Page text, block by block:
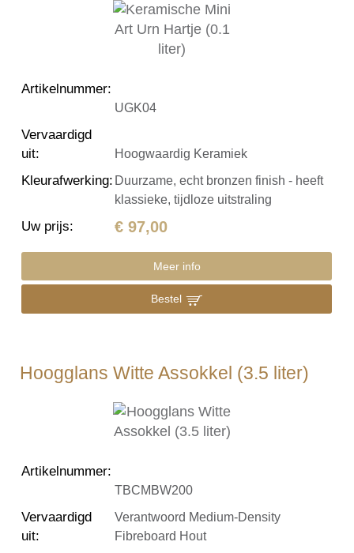
Artikelnummer:
UGK04
Vervaardigd
uit: Hoogwaardig Keramiek
Kleurafwerking: Duurzame, echt bronzen finish - heeft
klassieke, tijdloze uitstraling
Uw prijs: € 97,00
Meer info
Bestel
Hoogglans Witte Assokkel (3.5 liter)
Artikelnummer:
TBCMBW200
Vervaardigd
uit:
Verantwoord Medium-Density
Fibreboard Hout